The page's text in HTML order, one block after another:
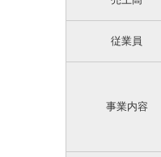
従業員
事業内容